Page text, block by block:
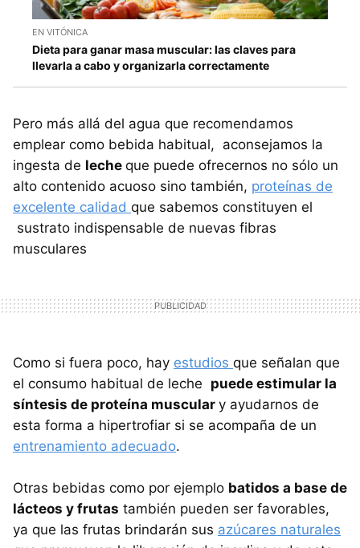
EN VITÓNICA
Dieta para ganar masa muscular: las claves para
llevarla a cabo y organizarla correctamente
Pero más allá del agua que recomendamos
emplear como bebida habitual, aconsejamos la
ingesta de leche que puede ofrecernos no sólo un
alto contenido acuoso sino también, proteínas de
excelente calidad que sabemos constituyen el
sustrato indispensable de nuevas fibras
musculares
Como si fuera poco, hay estudios que señalan que
el consumo habitual de leche puede estimular la
síntesis de proteína muscular y ayudarnos de
esta forma a hipertrofiar si se acompaña de un
entrenamiento adecuado.
Otras bebidas como por ejemplo batidos a base de
lácteos y frutas también pueden ser favorables,
ya que las frutas brindarán sus azúcares naturales